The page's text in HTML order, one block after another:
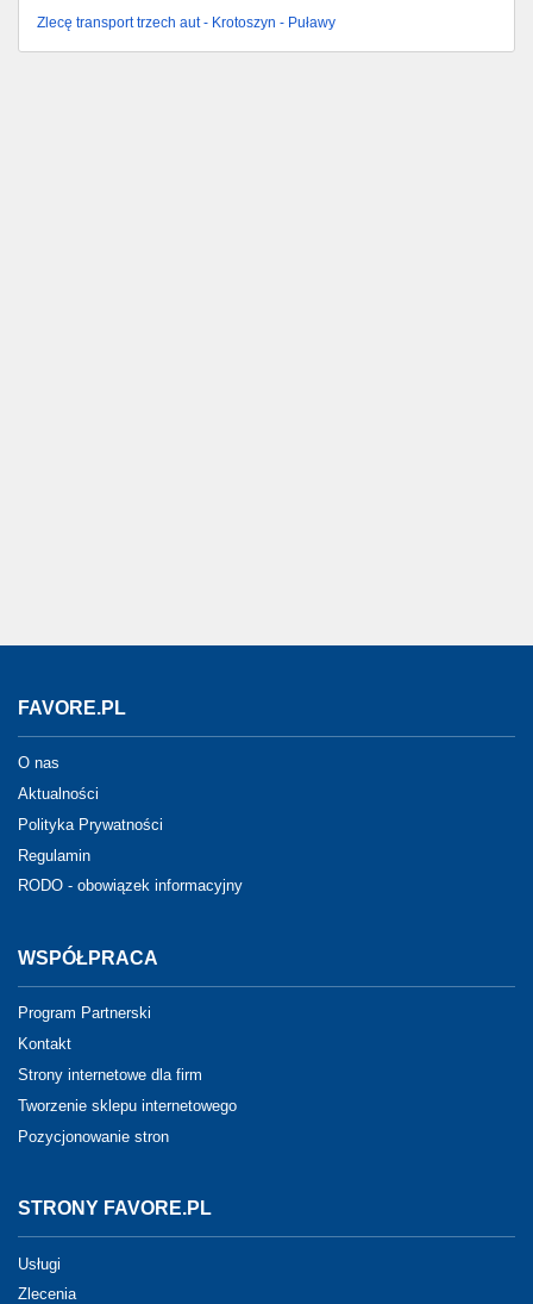
Zlecę transport trzech aut - Krotoszyn - Puławy
FAVORE.PL
O nas
Aktualności
Polityka Prywatności
Regulamin
RODO - obowiązek informacyjny
WSPÓŁPRACA
Program Partnerski
Kontakt
Strony internetowe dla firm
Tworzenie sklepu internetowego
Pozycjonowanie stron
STRONY FAVORE.PL
Usługi
Zlecenia